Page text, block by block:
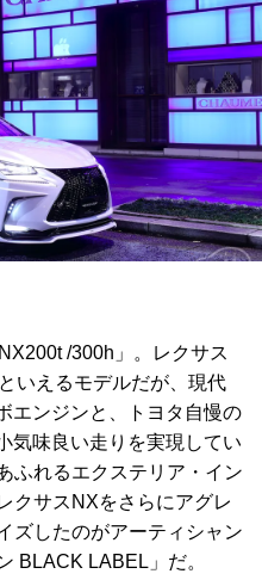
/300h」。レクサス
いえるモデルだが、現代
エンジンと、トヨタ自慢の
気味良い走りを実現してい
ふれるエクステリア・イン
クサスNXをさらにアグレ
ズしたのがアーティシャン
BLACK LABEL」だ。